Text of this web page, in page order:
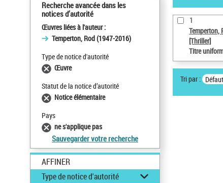
Recherche avancée dans les
notices d’autorité
Œuvres liées à l'auteur :
Temperton, Rod (1947-2016)
Type de notice d'autorité
Œuvre
Statut de la notice d’autorité
Notice élémentaire
Pays
ne s'applique pas
Sauvegarder votre recherche
AFFINER
Type de notice d'autorité
1
Temperton,
[Thriller]
Titre
Tri par : Défaut